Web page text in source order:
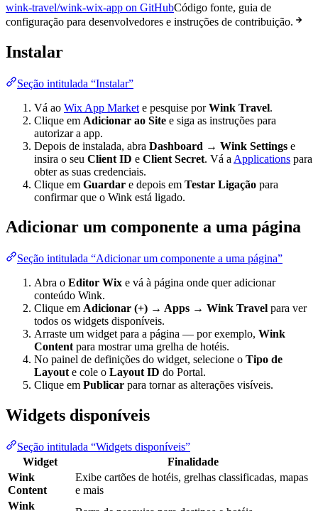
wink-travel/wink-wix-app on GitHubCódigo fonte, guia de
configuração para desenvolvedores e instruções de contribuição.
Instalar
Seção intitulada “Instalar”
Vá ao Wix App Market e pesquise porWink Travel.
Clique em Adicionar ao Site e siga as instruções para
autorizar a app.
Depois de instalada, abra Dashboard → Wink Settings e
insira o seu Client ID e Client Secret. Vá a Applications para
obter as suas credenciais.
Clique em Guardar e depois em Testar Ligação para
confirmar que o Wink está ligado.
Adicionar um componente a uma página
Seção intitulada “Adicionar um componente a uma página”
Abra o Editor Wix e vá à página onde quer adicionar
conteúdo Wink.
Clique em Adicionar (+) → Apps → Wink Travel para ver
todos os widgets disponíveis.
Arraste um widget para a página — por exemplo, Wink
Content para mostrar uma grelha de hotéis.
No painel de definições do widget, selecione o Tipo de
Layout e cole o Layout ID do Portal.
Clique em Publicar para tornar as alterações visíveis.
Widgets disponíveis
Seção intitulada “Widgets disponíveis”
Widget
Finalidade
Wink
Content
Exibe cartões de hotéis, grelhas classificadas, mapas
e mais
Wink